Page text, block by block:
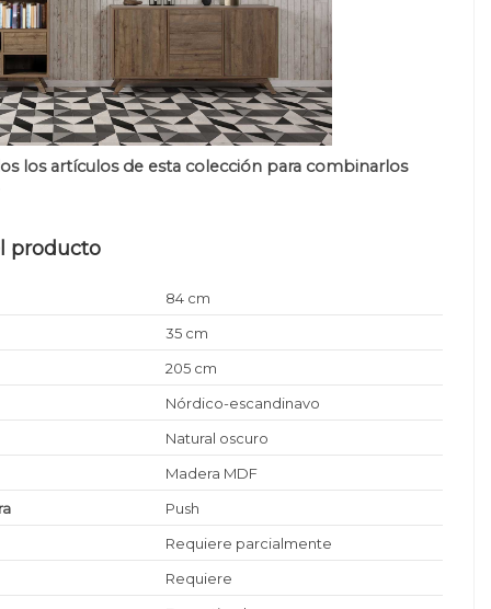
los artículos de esta colección para combinarlos
producto
84 cm
35 cm
205 cm
Nórdico-escandinavo
Natural oscuro
Madera MDF
Push
Requiere parcialmente
Requiere